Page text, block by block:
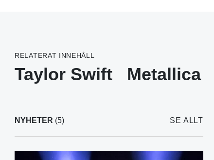
RELATERAT INNEHÅLL
Taylor Swift Metallica
NYHETER (5) SE ALLT